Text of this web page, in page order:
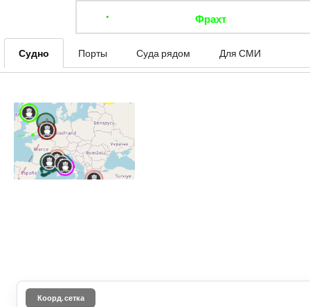
Фрахт
Судно Порты Суда рядом Для СМИ
Коорд. сетка